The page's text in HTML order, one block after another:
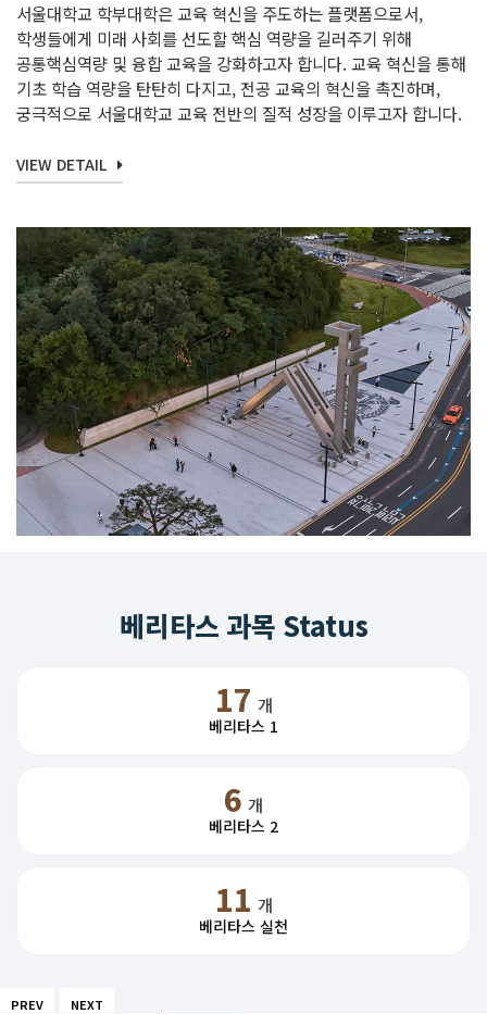
서울대학교 학부대학은 교육 혁신을 주도하는 플랫폼으로서,
학생들에게 미래 사회를 선도할 핵심 역량을 길러주기 위해
공통핵심역량 및 융합 교육을 강화하고자 합니다. 교육 혁신을 통해
기초 학습 역량을 탄탄히 다지고, 전공 교육의 혁신을 촉진하며,
궁극적으로 서울대학교 교육 전반의 질적 성장을 이루고자 합니다.
VIEW DETAIL
베리타스 강좌 2: 뇌, 몸, 학습
베리타스 과목 Status
17 개
베리타스 1
6 개
베리타스 2
11 개
베리타스 실천
PREV NEXT